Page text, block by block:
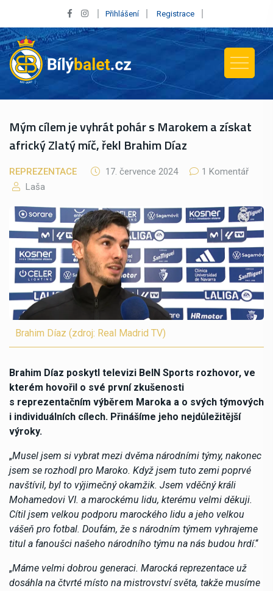
Přihlášení Registrace
Mým cílem je vyhrát pohár s Marokem a získat
africký Zlatý míč, řekl Brahim Díaz
REPREZENTACE 17. července 2024
1 Komentář
Laša
Brahim Díaz (zdroj: Real Madrid TV)
Brahim Díaz poskytl televizi BeIN Sports rozhovor, ve
kterém hovořil o své první zkušenosti
s reprezentačním výběrem Maroka a o svých týmových
i individuálních cílech. Přinášíme jeho nejdůležitější
výroky.
„Musel jsem si vybrat mezi dvěma národními týmy, nakonec
jsem se rozhodl pro Maroko. Když jsem tuto zemi poprvé
navštívil, byl to výjimečný okamžik. Jsem vděčný králi
Mohamedovi VI. a marockému lidu, kterému velmi děkuji.
Cítil jsem velkou podporu marockého lidu a jeho velkou
vášeň pro fotbal. Doufám, že s národním týmem vyhrajeme
titul a fanoušci našeho národního týmu na nás budou hrdí.“
„Máme velmi dobrou generaci. Marocká reprezentace už
dosáhla na čtvrté místo na mistrovství světa, takže musíme